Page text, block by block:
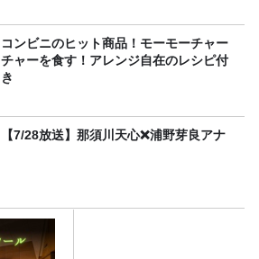
コンビニのヒット商品！モーモーチャー
チャーを食す！アレンジ自在のレシピ付
き
【7/28放送】那須川天心❌浦野芽良アナ